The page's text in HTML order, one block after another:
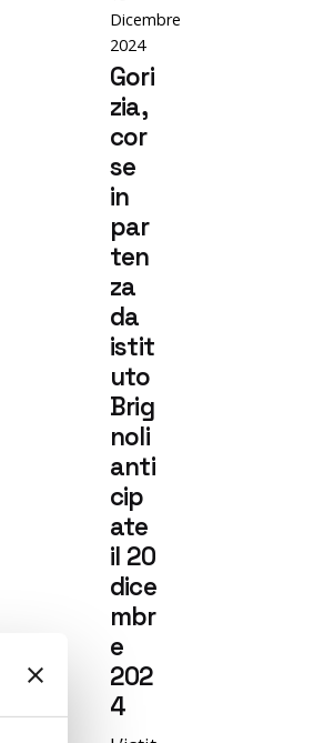
Dicembre
2024
Gori
zia,
cor
se
in
par
ten
za
da
istit
uto
Brig
noli
anti
cip
ate
il 20
dice
mbr
e
202
4